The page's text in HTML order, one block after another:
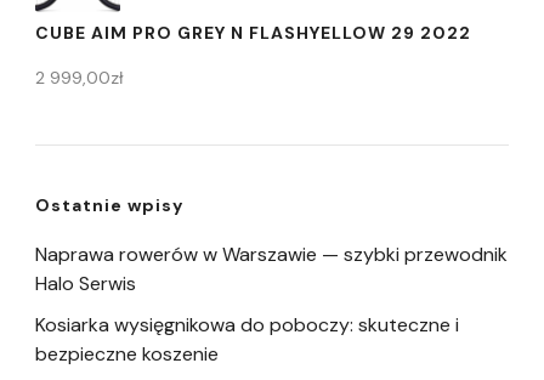
CUBE AIM PRO GREY N FLASHYELLOW 29 2022
2 999,00zł
Ostatnie wpisy
Naprawa rowerów w Warszawie — szybki przewodnik
Halo Serwis
Kosiarka wysięgnikowa do poboczy: skuteczne i
bezpieczne koszenie